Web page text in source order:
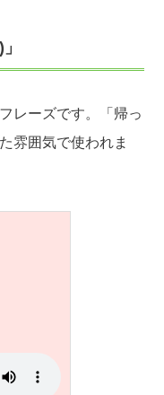
レーズです。「帰っ
雰囲気で使われま